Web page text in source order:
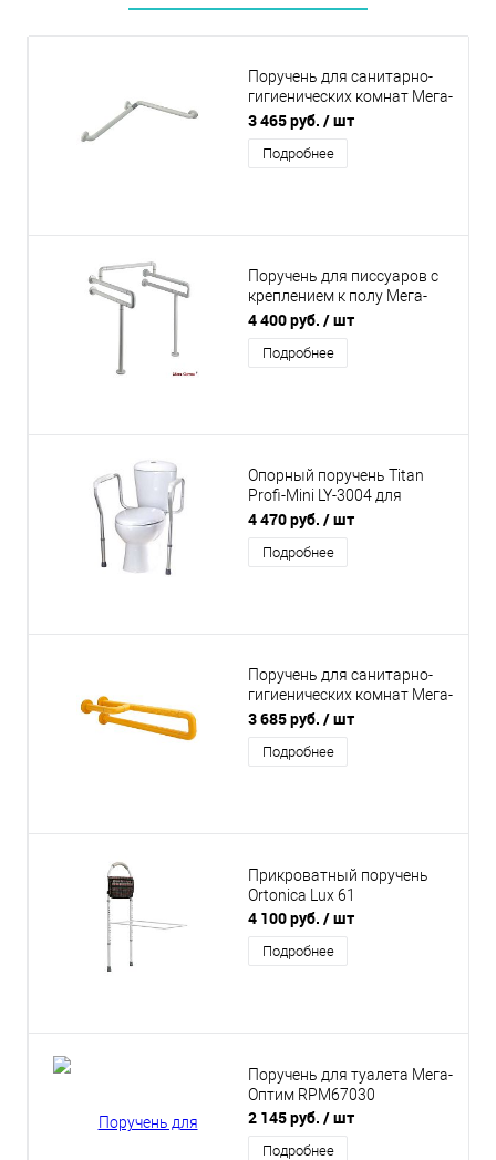
Поручень для санитарно-
гигиенических комнат Мега-
Оптим 8809
3 465 руб. / шт
Подробнее
Поручень для писсуаров с
креплением к полу Мега-
Оптим 8850
4 400 руб. / шт
Подробнее
Опорный поручень Titan
Profi-Mini LY-3004 для
ванной комнаты и туалета
4 470 руб. / шт
Подробнее
Поручень для санитарно-
гигиенических комнат Мега-
Оптим 8804
3 685 руб. / шт
Подробнее
Прикроватный поручень
Ortonica Lux 61
4 100 руб. / шт
Подробнее
Поручень для туалета Мега-
Оптим RPM67030
2 145 руб. / шт
Подробнее